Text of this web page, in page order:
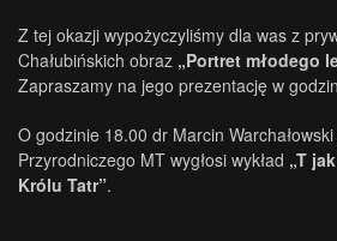
Z tej okazji wypożyczyliśmy dla was z
Chałubińskich obraz „Portret młodego
Zapraszamy na jego prezentację w
O godzinie 18.00 dr Marcin Warchałowski
Przyrodniczego MT wygłosi wykład „T
Królu Tatr”.